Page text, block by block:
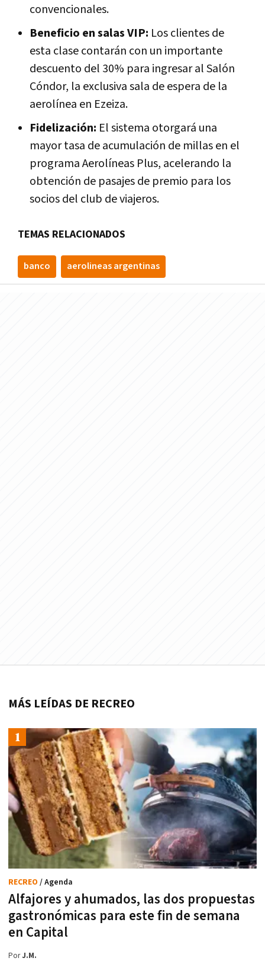
convencionales.
Beneficio en salas VIP: Los clientes de
esta clase contarán con un importante
descuento del 30% para ingresar al Salón
Cóndor, la exclusiva sala de espera de la
aerolínea en Ezeiza.
Fidelización: El sistema otorgará una
mayor tasa de acumulación de millas en el
programa Aerolíneas Plus, acelerando la
obtención de pasajes de premio para los
socios del club de viajeros.
TEMAS RELACIONADOS
banco aerolineas argentinas
MÁS LEÍDAS DE RECREO
Alfajores y ahumados, las dos propuestas
gastronómicas para este fin de semana
en Capital
RECREO / Agenda
PorJ.M.